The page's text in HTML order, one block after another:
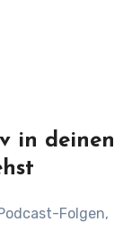
in deinen